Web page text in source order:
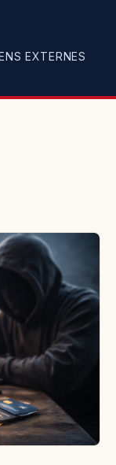
EXTERNES